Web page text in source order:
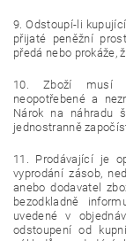
9. Odstoupí-li
přijaté peněžní
předá nebo prokáže,
10. Zboží musí
neopotřebené a
Nárok na náhradu
jednostranně
11. Prodávající je
vyprodání zásob,
anebo dodavatel
bezodkladně
uvedené v
odstoupení od